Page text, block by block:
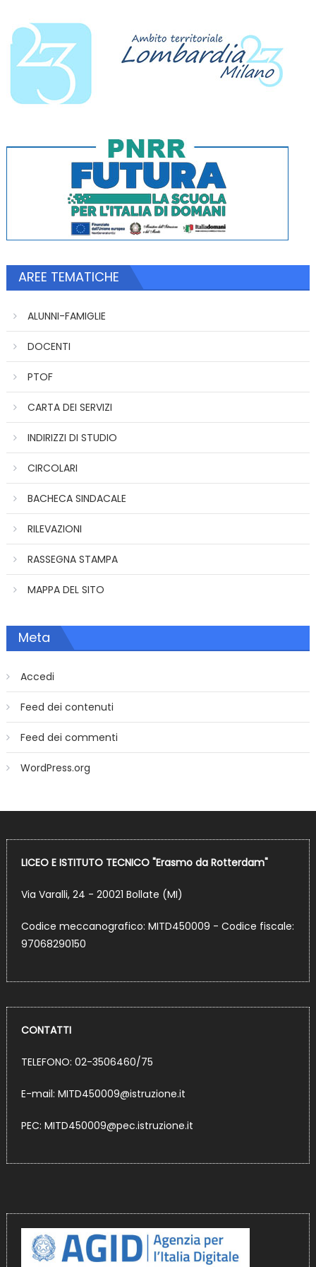
AREE TEMATICHE
ALUNNI-FAMIGLIE
DOCENTI
PTOF
CARTA DEI SERVIZI
INDIRIZZI DI STUDIO
CIRCOLARI
BACHECA SINDACALE
RILEVAZIONI
RASSEGNA STAMPA
MAPPA DEL SITO
Meta
Accedi
Feed dei contenuti
Feed dei commenti
WordPress.org
LICEO E ISTITUTO TECNICO "Erasmo da Rotterdam"
Via Varalli, 24 - 20021 Bollate (MI)
Codice meccanografico: MITD450009 - Codice fiscale:
97068290150
CONTATTI
TELEFONO: 02-3506460/75
E-mail: MITD450009@istruzione.it
PEC: MITD450009@pec.istruzione.it